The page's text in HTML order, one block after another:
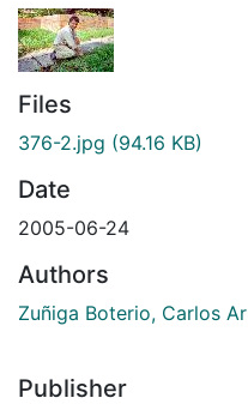
Files
376-2.jpg (94.16 KB)
Date
2005-06-24
Authors
Zuñiga Boterio, Carlos
Publisher